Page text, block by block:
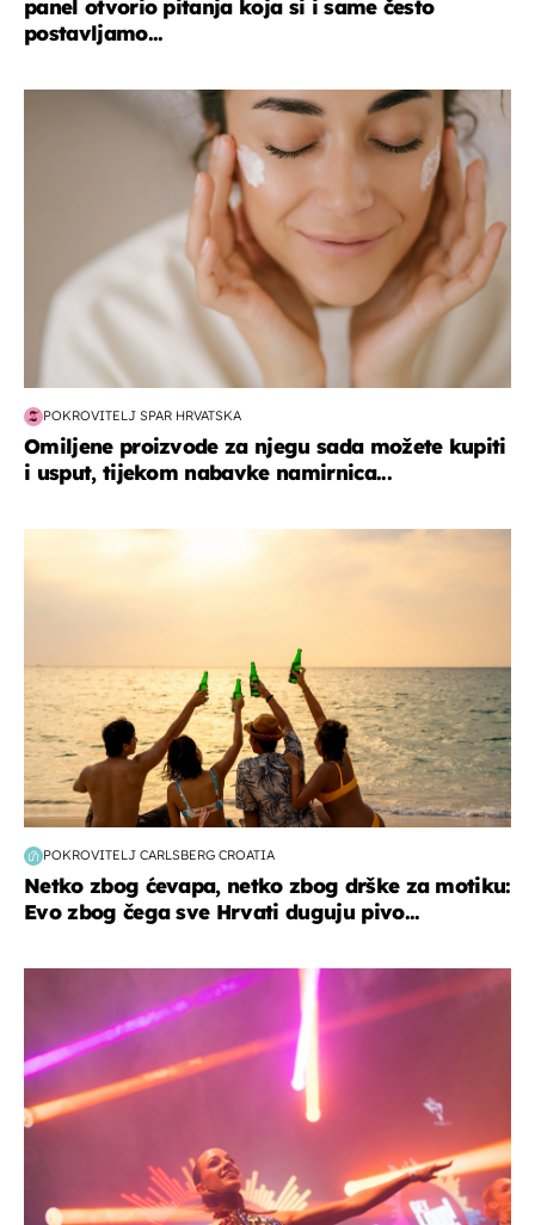
panel otvorio pitanja koja si i same često
postavljamo...
moda & ljepota
POKROVITELJ SPAR HRVATSKA
Omiljene proizvode za njegu sada možete kupiti
i usput, tijekom nabavke namirnica...
POKROVITELJ CARLSBERG CROATIA
Netko zbog ćevapa, netko zbog drške za motiku:
Evo zbog čega sve Hrvati duguju pivo...